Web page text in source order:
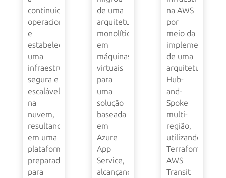
continuidade
operacional
e
estabeleceu
uma
infraestrutura
segura e
escalável
na
nuvem,
resultando
em uma
plataforma
preparada
para
de uma
arquitetura
monolítica
em
máquinas
virtuais
para
uma
solução
baseada
em
Azure
App
Service,
alcançando
na AWS
por
meio da
implementação
de uma
arquitetura
Hub-
and-
Spoke
multi-
região,
utilizando
Terraform,
AWS
Transit